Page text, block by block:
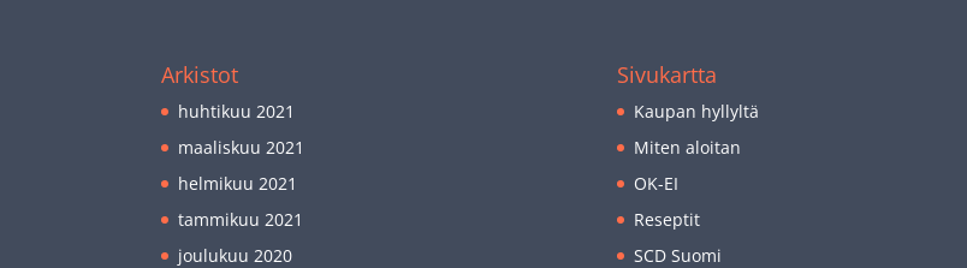
Arkistot
huhtikuu 2021
maaliskuu 2021
helmikuu 2021
tammikuu 2021
joulukuu 2020
Sivukartta
Kaupan hyllyltä
Miten aloitan
OK-EI
Reseptit
SCD Suomi